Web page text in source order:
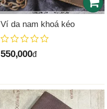
Ví da nam khoá kéo
550,000đ